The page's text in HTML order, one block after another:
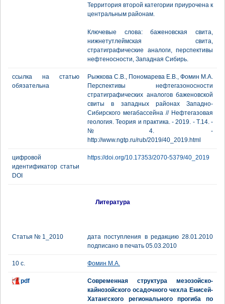
Территория второй категории приурочена к
центральным районам.
Ключевые слова: баженовская свита,
нижнетутлеймская свита,
стратиграфические аналоги, перспективы
нефтеносности, Западная Сибирь.
ссылка на статью
обязательна
Рыжкова С.В., Пономарева Е.В., Фомин М.А.
Перспективы нефтегазоносности
стратиграфических аналогов баженовской
свиты в западных районах Западно-
Сибирского мегабассейна // Нефтегазовая
геология. Теория и практика. - 2019. - Т.14. -
№4. -
http://www.ngtp.ru/rub/2019/40_2019.html
цифровой
идентификатор статьи
DOI
https://doi.org/10.17353/2070-5379/40_2019
Литература
Статья № 1_2010
дата поступления в редакцию 28.01.2010
подписано в печать 05.03.2010
10 с. Фомин М.А.
pdf
Современная структура мезозойско-
кайнозойского осадочного чехла Енисей-
Хатангского регионального прогиба по